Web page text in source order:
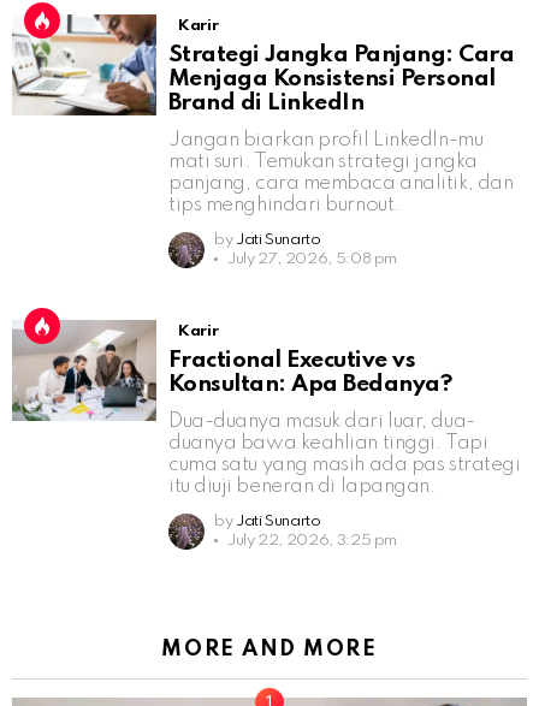
Karir
Strategi Jangka Panjang: Cara
Menjaga Konsistensi Personal
Brand di LinkedIn
Jangan biarkan profil LinkedIn-mu
mati suri. Temukan strategi jangka
panjang, cara membaca analitik, dan
tips menghindari burnout.
by Jati Sunarto
July 27, 2026, 5:08 pm
Karir
Fractional Executive vs
Konsultan: Apa Bedanya?
Dua-duanya masuk dari luar, dua-
duanya bawa keahlian tinggi. Tapi
cuma satu yang masih ada pas strategi
itu diuji beneran di lapangan.
by Jati Sunarto
July 22, 2026, 3:25 pm
MORE AND MORE